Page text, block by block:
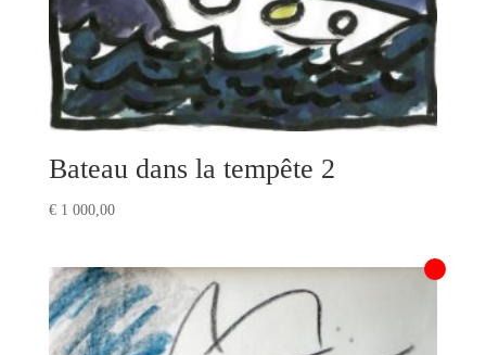
Bateau dans la tempête 2
€1 000,00